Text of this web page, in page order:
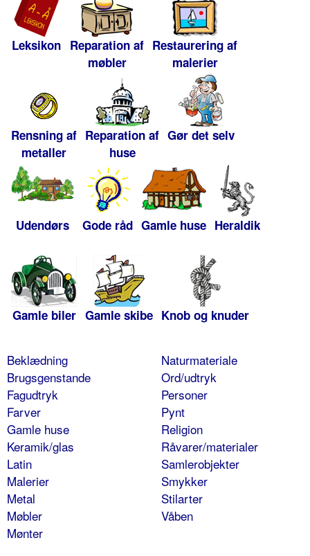
Leksikon Reparation af
møbler
Restaurering af
malerier
Rensning af
metaller
Reparation af
huse
Gør det selv
Udendørs Gode råd Gamle huse Heraldik
Gamle biler Gamle skibe Knob og knuder
Beklædning
Brugsgenstande
Fagudtryk
Farver
Gamle huse
Keramik/glas
Latin
Malerier
Metal
Møbler
Mønter
Naturmateriale
Ord/udtryk
Personer
Pynt
Religion
Råvarer/materialer
Samlerobjekter
Smykker
Stilarter
Våben